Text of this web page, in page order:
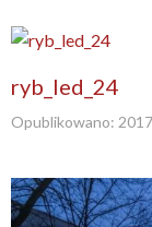
ryb_led_24
Opublikowano: